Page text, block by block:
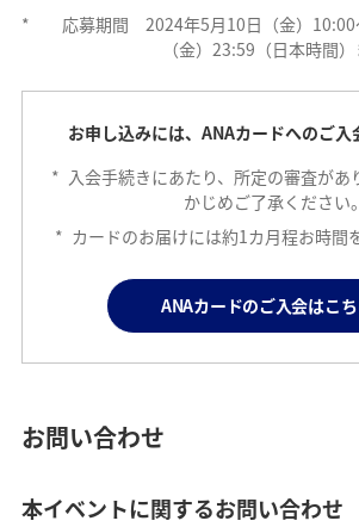
*
応募期間 2024年5月10日（金）10:00
（金）23:59（日本時間
お申し込みには、ANAカードへのご入
* 入会手続きにあたり、所定の審査があ
かじめご了承ください。
* カードのお届けには約1カ月程お時間
ANAカードのご入会はこ
お問い合わせ
本イベントに関するお問い合わせ